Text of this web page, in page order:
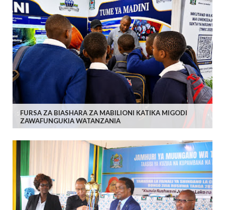
FURSA ZA BIASHARA ZA MABILIONI KATIKA MIGODI
ZAWAFUNGUKIA WATANZANIA